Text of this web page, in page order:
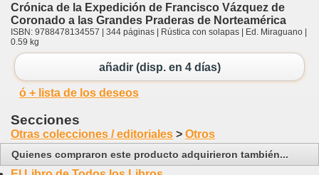
Crónica de la Expedición de Francisco Vázquez de
Coronado a las Grandes Praderas de Norteamérica
ISBN: 9788478134557 | 344 páginas | Rústica con solapas | Ed. Miraguano |
0.59 kg
añadir (disp. en 4 días)
ó + lista de los deseos
Secciones
Otras colecciones / editoriales > Otros
Quienes compraron este producto adquirieron también...